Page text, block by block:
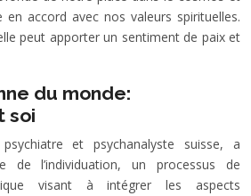
accord avec nos valeurs spirituelles.
peut apporter un sentiment de paix et
du monde:
soi
et psychanalyste suisse, a
de l’individuation, un processus de
visant à intégrer les aspects